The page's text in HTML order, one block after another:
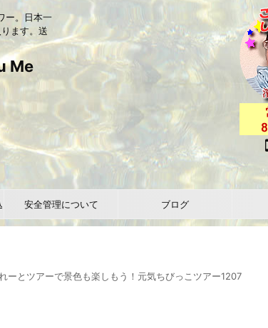
ー。日本一
ます。送
Me
安全管理について ブログ
とツアーで景色も楽しもう！元気ちびっこツアー1207